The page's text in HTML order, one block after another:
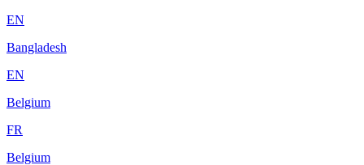
EN
Bangladesh
EN
Belgium
FR
Belgium